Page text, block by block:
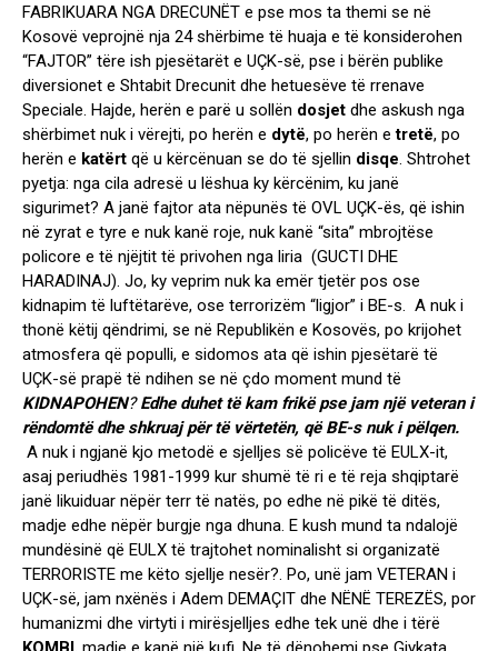
FABRIKUARA NGA DRECUNËT e pse mos ta themi se në
Kosovë veprojnë nja 24 shërbime të huaja e të konsiderohen
“FAJTOR” tëre ish pjesëtarët e UÇK-së, pse i bërën publike
diversionet e Shtabit Drecunit dhe hetuesëve të rrenave
Speciale. Hajde, herën e parë u sollën dosjet dhe askush nga
shërbimet nuk i vërejti, po herën e dytë, po herën etretë, po
herën e katërt që u kërcënuan se do të sjellin disqe. Shtrohet
pyetja: nga cila adresë u lëshua ky kërcënim, ku janë
sigurimet? A janë fajtor ata nëpunës të OVL UÇK-ës, që ishin
në zyrat e tyre e nuk kanë roje, nuk kanë “sita” mbrojtëse
policore e të njëjtit të privohen nga liria (GUCTI DHE
HARADINAJ). Jo, ky veprim nuk ka emër tjetër pos ose
kidnapim të luftëtarëve, ose terrorizëm “ligjor” i BE-s. A nuk i
thonë këtij qëndrimi, se në Republikën e Kosovës, po krijohet
atmosfera që populli, e sidomos ata që ishin pjesëtarë të
UÇK-së prapë të ndihen se në çdo moment mund të
KIDNAPOHEN?Edhe duhet të kam frikë pse jam një veteran i
rëndomtë dhe shkruaj për të vërtetën, që BE-s nuk i pëlqen.
A nuk i ngjanë kjo metodë e sjelljes së policëve të EULX-it,
asaj periudhës 1981-1999 kur shumë të ri e të reja shqiptarë
janë likuiduar nëpër terr të natës, po edhe në pikë të ditës,
madje edhe nëpër burgje nga dhuna. E kush mund ta ndalojë
mundësinë që EULX të trajtohet nominalisht si organizatë
TERRORISTE me këto sjellje nesër?. Po, unë jam VETERAN i
UÇK-së, jam nxënës i Adem DEMAÇIT dhe NËNË TEREZËS, por
humanizmi dhe virtyti i mirësjelljes edhe tek unë dhe i tërë